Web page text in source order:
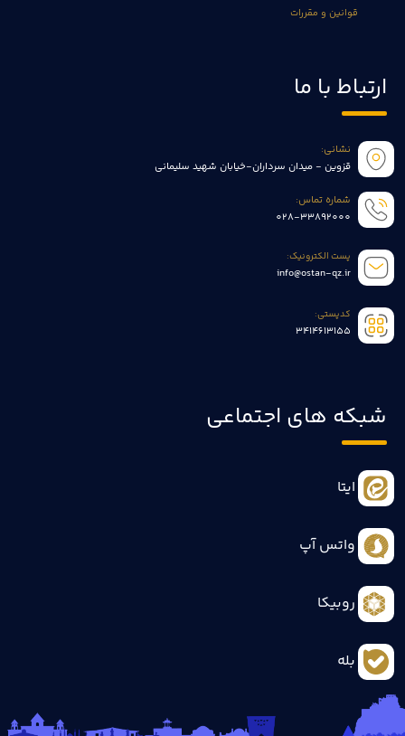
قوانین و مقررات
ارتباط با ما
نشانی:
قزوین - میدان سرداران-خیابان شهید سلیمانی
شماره تماس:
028-33892000
پست الکترونیک:
info@ostan-qz.ir
کدپستی:
3414613155
شبکه های اجتماعی
ایتا
واتس آپ
روبیکا
بله